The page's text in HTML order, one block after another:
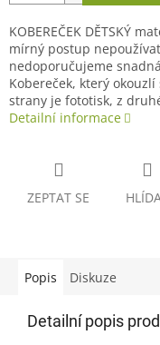
KOBEREČEK DĚTSKÝ
mírný postup
nedoporučujeme
Kobereček, který
strany je fototisk, z
Detailní informace
ZEPTAT SE
Popis Diskuze
Detailní popis